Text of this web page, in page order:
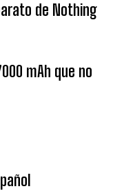
de Nothing
mAh que no